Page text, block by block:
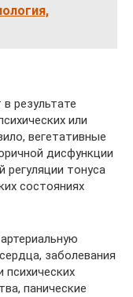
результате
или
вегетативные
дисфункции
регуляции тонуса
состояниях
заболевания
панические